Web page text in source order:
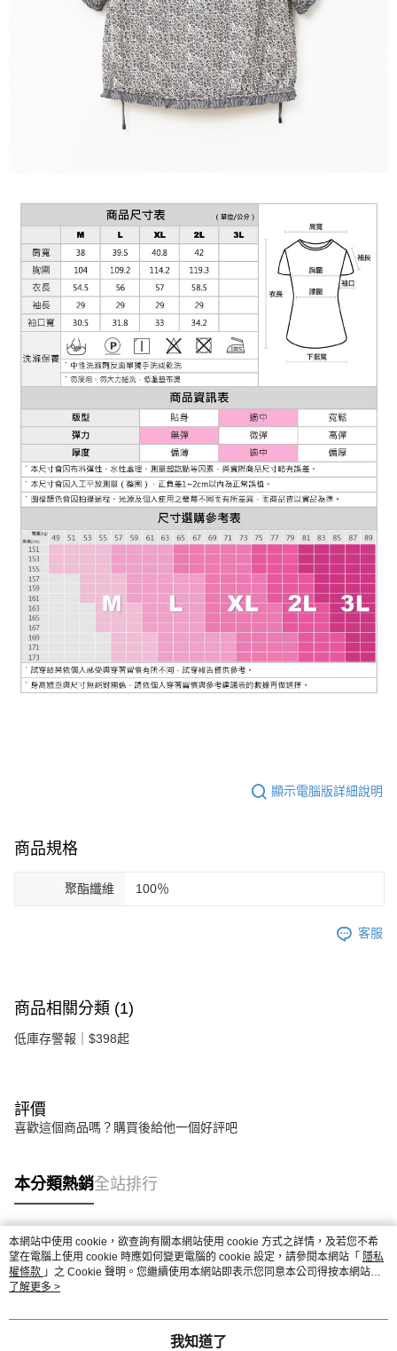
顯示電腦版詳細說明
商品規格
聚酯纖維 100％
客服
商品相關分類 (1)
低庫存警報｜$398起
評價
喜歡這個商品嗎？購買後給他一個好評吧
本分類熱銷全站排行
熱門標籤
本網站中使用 cookie，欲查詢有關本網站使用 cookie 方式之詳情，及若您不希
望在電腦上使用 cookie 時應如何變更電腦的 cookie 設定，請參閱本網站「 隱私
權條款 」之 Cookie 聲明。您繼續使用本網站即表示您同意本公司得按本網站使
用條款之 Cookie 聲明使用 cookie。
了解更多 >
我知道了